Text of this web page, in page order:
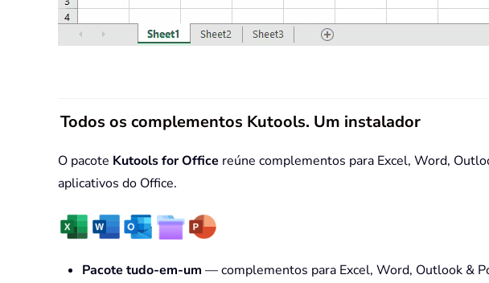
Todos os complementos Kutools. Um instalador
O pacote Kutools for Office reúne complementos para Excel, Word,
aplicativos do Office.
Pacote tudo-em-um — complementos para Excel, Word, Outlook &